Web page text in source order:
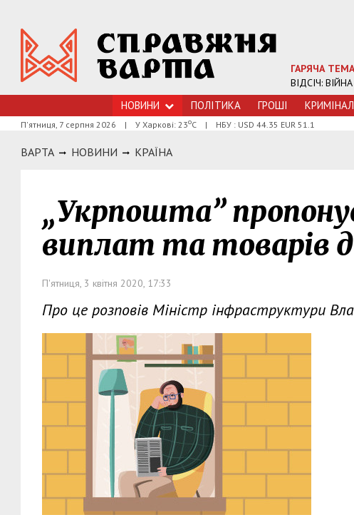
ГАРЯЧА
ВІДСІЧ:
НОВИНИ ПОЛІТИКА ГРОШI КРИМIНАЛ
П'ятниця, 7 серпня 2026 | У Харкові: 23оС | НБУ : USD 44.35 EUR 51.1
ВАРТА НОВИНИ КРАЇНА
„Укрпошта”
виплат та товарів
П'ятниця, 3 квітня 2020, 17:33
Про це розповів Міністр інфраструктури